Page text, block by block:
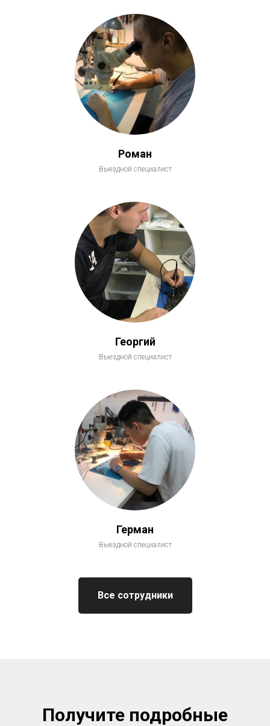
Роман
Выездной специалист
Георгий
Выездной специалист
Герман
Выездной специалист
Все сотрудники
Получите подробные